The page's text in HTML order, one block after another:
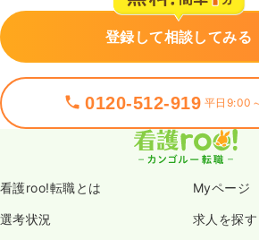
登録して相談してみる
0120-512-919 平日9:00
看護roo!転職とは Myページ
選考状況 求人を探す